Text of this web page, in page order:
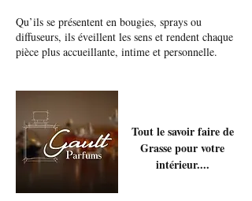
Qu’ils se présentent en bougies, sprays ou
diffuseurs, ils éveillent les sens et rendent chaque
pièce plus accueillante, intime et personnelle.
Tout le savoir faire de
Grasse pour votre
intérieur....